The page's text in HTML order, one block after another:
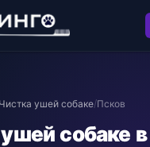
Чистка ушей собаке/Псков
собаке